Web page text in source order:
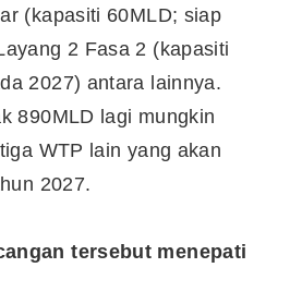
(kapasiti 60MLD; siap
2 Fasa 2 (kapasiti
2027) antara lainnya.
890MLD lagi mungkin
WTP lain yang akan
2027.
tersebut menepati